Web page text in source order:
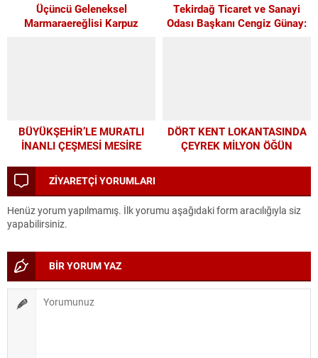
Üçüncü Geleneksel
Marmaraereğlisi Karpuz
Tekirdağ Ticaret ve Sanayi
Odası Başkanı Cengiz Günay:
BÜYÜKŞEHİR’LE MURATLI
İNANLI ÇEŞMESİ MESİRE
DÖNÜŞÜM
DÖRT KENT LOKANTASINDA
ÇEYREK MİLYON ÖĞÜN
ZİYARETÇİ YORUMLARI
Henüz yorum yapılmamış. İlk yorumu aşağıdaki form aracılığıyla siz
yapabilirsiniz.
BİR YORUM YAZ